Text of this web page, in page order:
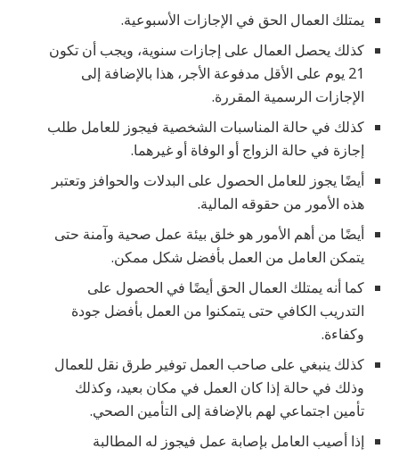
يمتلك العمال الحق في الإجازات الأسبوعية.
كذلك يحصل العمال على إجازات سنوية، ويجب أن تكون
21 يوم على الأقل مدفوعة الأجر، هذا بالإضافة إلى
الإجازات الرسمية المقررة.
كذلك في حالة المناسبات الشخصية فيجوز للعامل طلب
إجازة في حالة الزواج أو الوفاة أو غيرهما.
أيضًا يجوز للعامل الحصول على البدلات والحوافز وتعتبر
هذه الأمور من حقوقه المالية.
أيضًا من أهم الأمور هو خلق بيئة عمل صحية وآمنة حتى
يتمكن العامل من العمل بأفضل شكل ممكن.
كما أنه يمتلك العمال الحق أيضًا في الحصول على
التدريب الكافي حتى يتمكنوا من العمل بأفضل جودة
وكفاءة.
كذلك ينبغي على صاحب العمل توفير طرق نقل للعمال
وذلك في حالة إذا كان العمل في مكان بعيد، وكذلك
تأمين اجتماعي لهم بالإضافة إلى التأمين الصحي.
إذا أصيب العامل بإصابة عمل فيجوز له المطالبة